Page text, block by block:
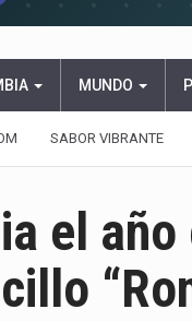
MUNDO
SABOR VIBRANTE
el